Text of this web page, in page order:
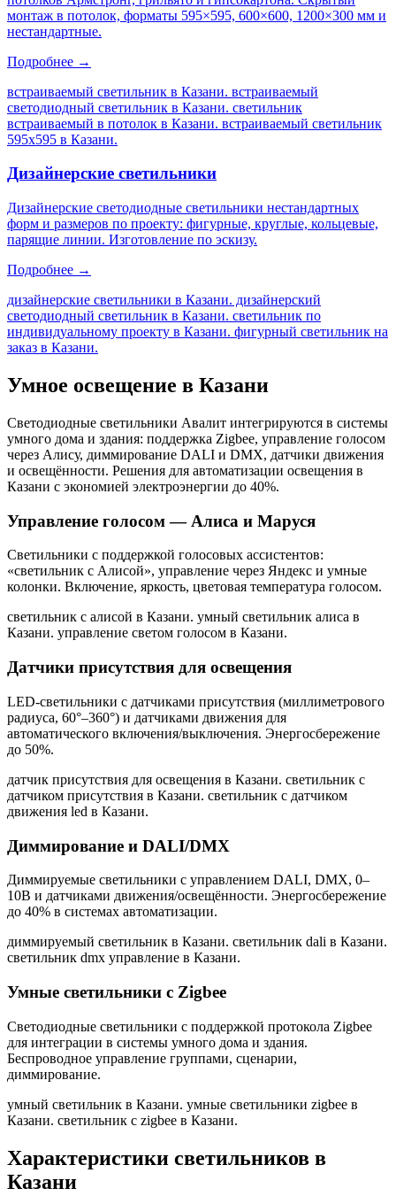
монтаж в потолок, форматы 595×595, 600×600, 1200×300 мм и
нестандартные.
Подробнее →
встраиваемый светильник в Казани. встраиваемый
светодиодный светильник в Казани. светильник
встраиваемый в потолок в Казани. встраиваемый светильник
595х595 в Казани.
Дизайнерские светильники
Дизайнерские светодиодные светильники нестандартных
форм и размеров по проекту: фигурные, круглые, кольцевые,
парящие линии. Изготовление по эскизу.
Подробнее →
дизайнерские светильники в Казани. дизайнерский
светодиодный светильник в Казани. светильник по
индивидуальному проекту в Казани. фигурный светильник на
заказ в Казани.
Умное освещение в Казани
Светодиодные светильники Авалит интегрируются в системы
умного дома и здания: поддержка Zigbee, управление голосом
через Алису, диммирование DALI и DMX, датчики движения
и освещённости. Решения для автоматизации освещения в
Казани с экономией электроэнергии до 40%.
Управление голосом — Алиса и Маруся
Светильники с поддержкой голосовых ассистентов:
«светильник с Алисой», управление через Яндекс и умные
колонки. Включение, яркость, цветовая температура голосом.
светильник с алисой в Казани. умный светильник алиса в
Казани. управление светом голосом в Казани.
Датчики присутствия для освещения
LED-светильники с датчиками присутствия (миллиметрового
радиуса, 60°–360°) и датчиками движения для
автоматического включения/выключения. Энергосбережение
до 50%.
датчик присутствия для освещения в Казани. светильник с
датчиком присутствия в Казани. светильник с датчиком
движения led в Казани.
Диммирование и DALI/DMX
Диммируемые светильники с управлением DALI, DMX, 0–
10В и датчиками движения/освещённости. Энергосбережение
до 40% в системах автоматизации.
диммируемый светильник в Казани. светильник dali в Казани.
светильник dmx управление в Казани.
Умные светильники с Zigbee
Светодиодные светильники с поддержкой протокола Zigbee
для интеграции в системы умного дома и здания.
Беспроводное управление группами, сценарии,
диммирование.
умный светильник в Казани. умные светильники zigbee в
Казани. светильник с zigbee в Казани.
Характеристики светильников в
Казани